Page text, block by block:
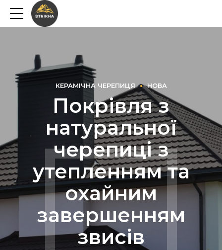
КЕРАМІЧНА ЧЕРЕПИЦЯ НОВА
Покрівля з
натуральної
черепиці з
утепленням та
охайним
завершенням
звисів